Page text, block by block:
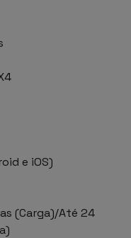
e iOS)
(Carga)/Até 24